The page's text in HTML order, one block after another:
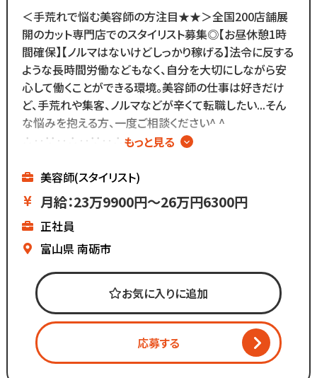
在籍しているので
分からないことがあれば
すぐに聞くことができる環境です◎
メニューはカットのみなので
難しい業務内容はありません！
また、担当・予約制ではなく
お客様とは最低限しか
会話をしないスタイルなので
お客様との関係作りが苦手...
という方にもピッタリ◎
＜手荒れで悩む美容師の方注目★★＞全国200店舗展
開のカット専門店でのスタイリスト募集◎【お昼休憩1時
間確保】【ノルマはないけどしっかり稼げる】法令に反する
ような長時間労働などもなく、自分を大切にしながら安
心して働くことができる環境。美容師の仕事は好きだけ
ど、手荒れや集客、ノルマなどが辛くて転職したい...そん
な悩みを抱える方、一度ご相談ください^ ^
∴‥∵‥∴‥∵‥∴‥
▼ノルマはないけど
基本給が高いのでしっかり稼げる
▼残業ほぼなし
▼全国200店舗展開
▼地域に愛される安心経営
「美容師の仕事は好きだけど
長時間労働＋低賃金で転職したい...」
「物価ばかり上がって
給与は上がらず生活に余裕がない」
「手荒れやノルマがキツイ」
もっと見る
美容師(スタイリスト)
月給：23万9900円～26万円6300円
正社員
富山県 南砺市
お気に入りに追加
応募する